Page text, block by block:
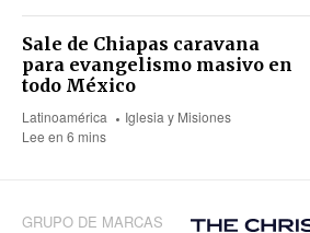
Sale de Chiapas caravana
para evangelismo masivo en
todo México
Latinoamérica
Iglesia y Misiones
Lee en 6 mins
GRUPO DE MARCAS